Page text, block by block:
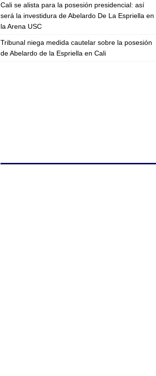
Cali se alista para la posesión presidencial: así
será la investidura de Abelardo De La Espriella en
la Arena USC
Tribunal niega medida cautelar sobre la posesión
de Abelardo de la Espriella en Cali